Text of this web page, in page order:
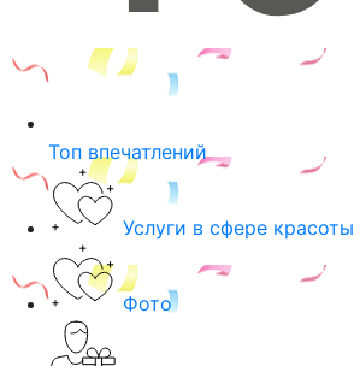
Топ впечатлений
Услуги в сфере красоты
Фото